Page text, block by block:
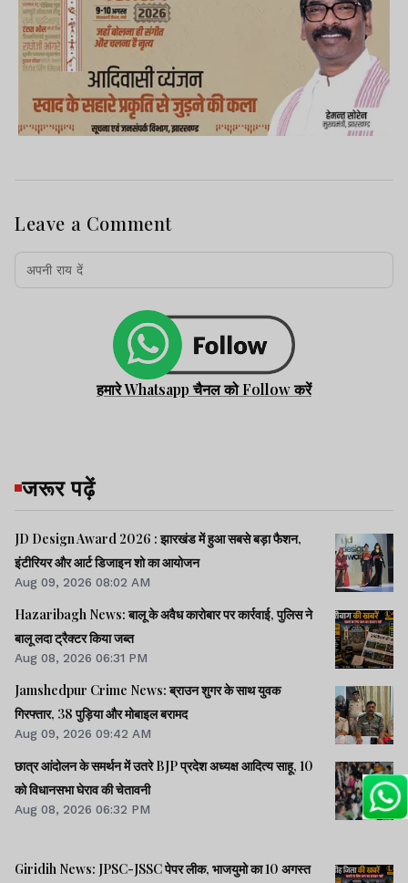
Leave a Comment
हमारे Whatsapp चैनल को Follow करें
जरूर पढ़ें
JD Design Award 2026 : झारखंड में हुआ सबसे बड़ा फैशन,
इंटीरियर और आर्ट डिजाइन शो का आयोजन
Aug 09, 2026 08:02 AM
Hazaribagh News: बालू के अवैध कारोबार पर कार्रवाई, पुलिस ने
बालू लदा ट्रैक्टर किया जब्त
Aug 08, 2026 06:31 PM
Jamshedpur Crime News: ब्राउन शुगर के साथ युवक
गिरफ्तार, 38 पुड़िया और मोबाइल बरामद
Aug 09, 2026 09:42 AM
छात्र आंदोलन के समर्थन में उतरे BJP प्रदेश अध्यक्ष आदित्य साहू, 10
को विधानसभा घेराव की चेतावनी
Aug 08, 2026 06:32 PM
Giridih News: JPSC-JSSC पेपर लीक, भाजयुमो का 10 अगस्त